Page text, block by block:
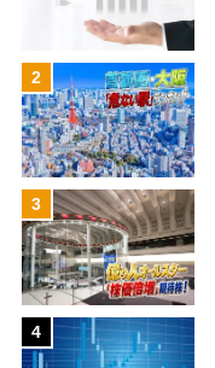
2
3
4